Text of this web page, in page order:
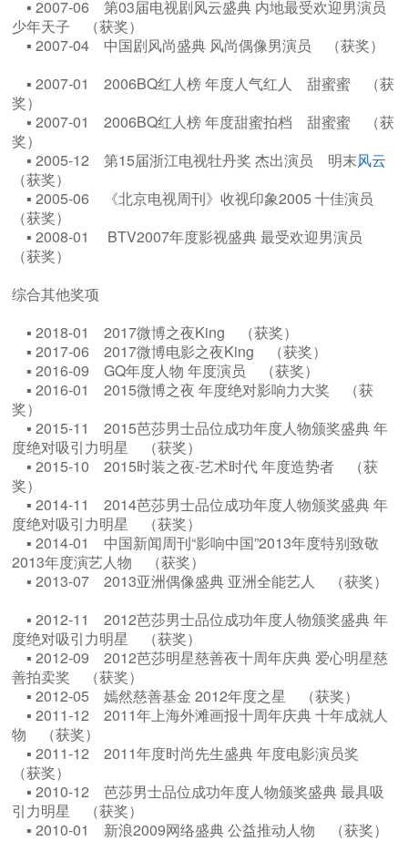
▪ 2007-06 第03届电视剧风云盛典 内地最受欢迎男演员
少年天子 （获奖）
▪ 2007-04 中国剧风尚盛典 风尚偶像男演员 （获奖）
▪ 2007-01 2006BQ红人榜 年度人气红人 甜蜜蜜 （获
奖）
▪ 2007-01 2006BQ红人榜 年度甜蜜拍档 甜蜜蜜 （获
奖）
▪ 2005-12 第15届浙江电视牡丹奖 杰出演员 明末风云
（获奖）
▪ 2005-06 《北京电视周刊》收视印象2005 十佳演员
（获奖）
▪ 2008-01 BTV2007年度影视盛典 最受欢迎男演员
（获奖）
综合其他奖项
▪ 2018-01 2017微博之夜King （获奖）
▪ 2017-06 2017微博电影之夜King （获奖）
▪ 2016-09 GQ年度人物 年度演员 （获奖）
▪ 2016-01 2015微博之夜 年度绝对影响力大奖 （获
奖）
▪ 2015-11 2015芭莎男士品位成功年度人物颁奖盛典 年
度绝对吸引力明星 （获奖）
▪ 2015-10 2015时装之夜-艺术时代 年度造势者 （获
奖）
▪ 2014-11 2014芭莎男士品位成功年度人物颁奖盛典 年
度绝对吸引力明星 （获奖）
▪ 2014-01 中国新闻周刊“影响中国”2013年度特别致敬
2013年度演艺人物 （获奖）
▪ 2013-07 2013亚洲偶像盛典 亚洲全能艺人 （获奖）
▪ 2012-11 2012芭莎男士品位成功年度人物颁奖盛典 年
度绝对吸引力明星 （获奖）
▪ 2012-09 2012芭莎明星慈善夜十周年庆典 爱心明星慈
善拍卖奖 （获奖）
▪ 2012-05 嫣然慈善基金 2012年度之星 （获奖）
▪ 2011-12 2011年上海外滩画报十周年庆典 十年成就人
物 （获奖）
▪ 2011-12 2011年度时尚先生盛典 年度电影演员奖
（获奖）
▪ 2010-12 芭莎男士品位成功年度人物颁奖盛典 最具吸
引力明星 （获奖）
▪ 2010-01 新浪2009网络盛典 公益推动人物 （获奖）